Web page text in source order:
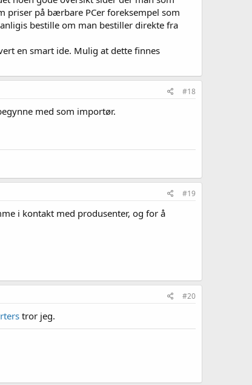
priser på bærbare PCer foreksempel som
bestille om man bestiller direkte fra
en smart ide. Mulig at dette finnes
#18
med som importør.
#19
i kontakt med produsenter, og for å
#20
tror jeg.